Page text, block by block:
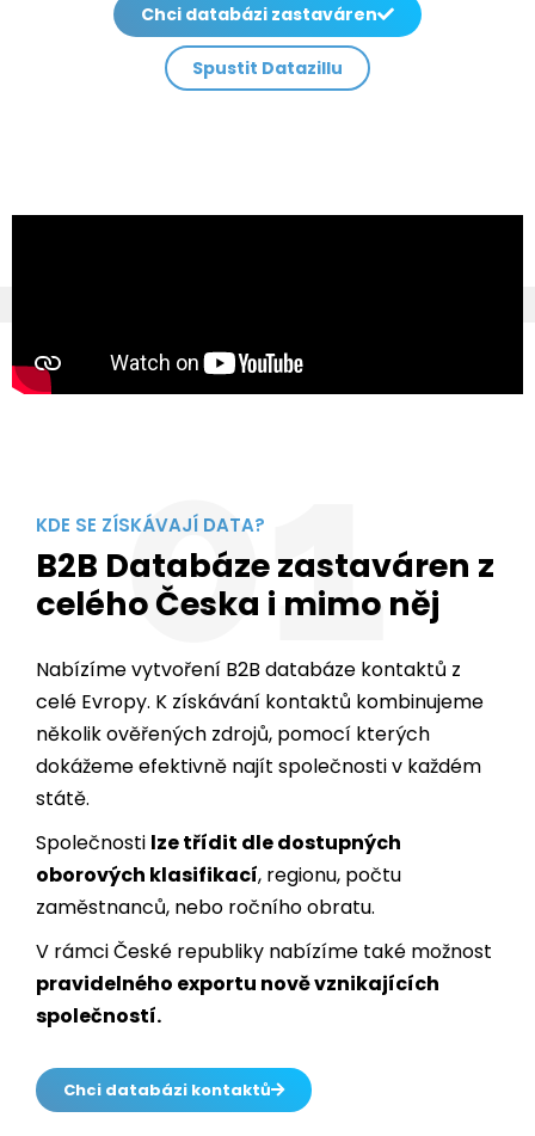
Chci databázi zastaváren
Spustit Datazillu
01
KDE SE ZÍSKÁVAJÍ DATA?
B2B Databáze zastaváren z
celého Česka i mimo něj
Nabízíme vytvoření B2B databáze kontaktů z
celé Evropy. K získávání kontaktů kombinujeme
několik ověřených zdrojů, pomocí kterých
dokážeme efektivně najít společnosti v každém
státě.
Společnosti lze třídit dle dostupných
oborových klasifikací, regionu, počtu
zaměstnanců, nebo ročního obratu.
V rámci České republiky nabízíme také možnost
pravidelného exportu nově vznikajících
společností.
Chci databázi kontaktů